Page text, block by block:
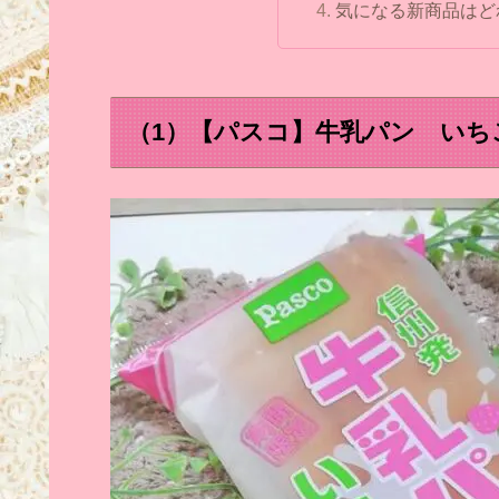
気になる新商品は
（1）【パスコ】牛乳パン いち